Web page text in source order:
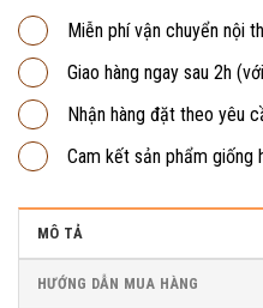
Miễn phí vận chuyển nội
Giao hàng ngay sau 2h
Nhận hàng đặt theo yêu
Cam kết sản phẩm giống
MÔ TẢ
HƯỚNG DẪN MUA HÀNG